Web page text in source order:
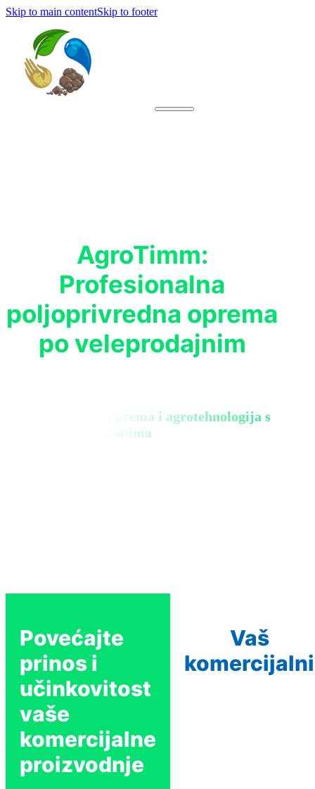
Skip to main contentSkip to footer
AgroTimm:
Profesionalna
poljoprivredna oprema
po veleprodajnim
Biološka zaštita, oprema i agrotehnologija s
konkretnim rezultatima
Povećajte
prinos i
učinkovitost
vaše
komercijalne
proizvodnje
Vaš
komercijalni